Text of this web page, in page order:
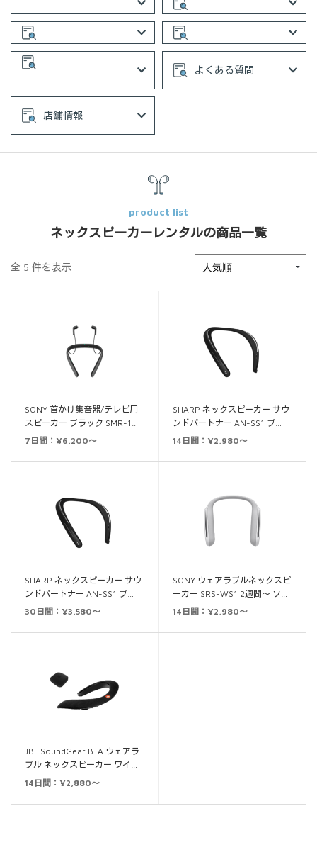
よくある質問
店舗情報
product list
ネックスピーカーレンタルの商品一覧
全 5 件を表示
SONY 首かけ集音器/テレビ用
スピーカー ブラック SMR-1…
7日間：¥6,200～
SHARP ネックスピーカー サウ
ンドパートナー AN-SS1 ブ…
14日間：¥2,980～
SHARP ネックスピーカー サウ
ンドパートナー AN-SS1 ブ…
30日間：¥3,580～
SONY ウェアラブルネックスピ
ーカー SRS-WS1 2週間～ ソ…
14日間：¥2,980～
JBL SoundGear BTA ウェアラ
ブル ネックスピーカー ワイ…
14日間：¥2,880～